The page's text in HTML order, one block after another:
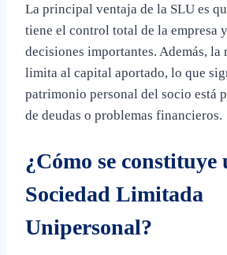
La principal ventaja de la SLU es
tiene el control total de la empresa
decisiones importantes. Además, la
limita al capital aportado, lo que
patrimonio personal del socio está
de deudas o problemas financieros.
¿Cómo se constituye
Sociedad Limitada
Unipersonal?